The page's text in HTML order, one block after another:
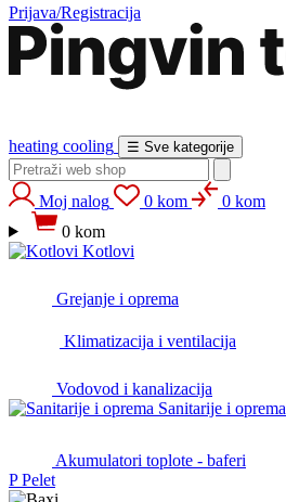
Prijava/Registracija
heating cooling ☰ Sve kategorije
Moj nalog 0 kom
0 kom
0 kom
Kotlovi
Grejanje i oprema
Klimatizacija i ventilacija
Vodovod i kanalizacija
Sanitarije i oprema
Akumulatori toplote - baferi
P Pelet